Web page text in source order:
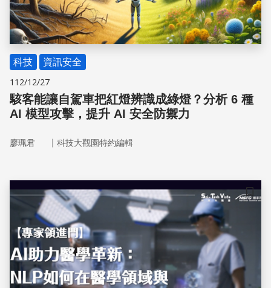
科技 資訊安全
112/12/27
駭客能讓自駕車把紅燈辨識成綠燈？分析 6 種
AI 模型攻擊，提升 AI 安全防禦力
廖珮君 ｜ 科技大觀園特約編輯
儲存